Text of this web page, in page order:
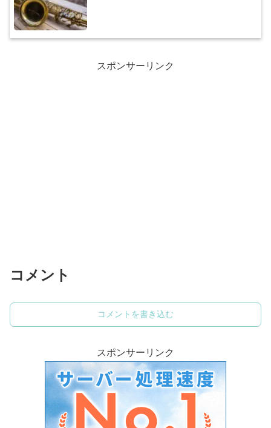
スポンサーリンク
コメント
コメントを書き込む
スポンサーリンク